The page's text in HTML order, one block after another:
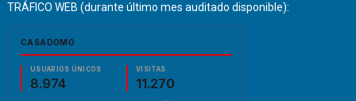
TRÁFICO WEB (durante último mes auditado disponible):